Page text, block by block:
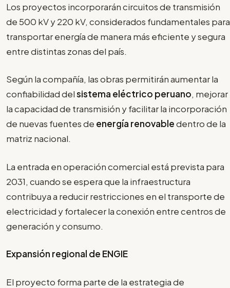
Los proyectos incorporarán circuitos de transmisión
de 500 kV y 220 kV, considerados fundamentales para
transportar energía de manera más eficiente y segura
entre distintas zonas del país.
Según la compañía, las obras permitirán aumentar la
confiabilidad delsistema eléctrico peruano, mejorar
la capacidad de transmisión y facilitar la incorporación
de nuevas fuentes de energía renovabledentro de la
matriz nacional.
La entrada en operación comercial está prevista para
2031, cuando se espera que la infraestructura
contribuya a reducir restricciones en el transporte de
electricidad y fortalecer la conexión entre centros de
generación y consumo.
Expansión regional de ENGIE
El proyecto forma parte de la estrategia de